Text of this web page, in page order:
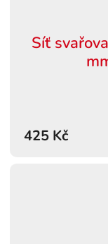
Síť
425 Kč